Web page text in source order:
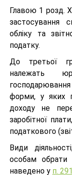
Главою 1 розд.
застосування
обліку та
податку.
До третьої
належать
форми, у яких
доходу не
заробітної
податкового
Види
особам обрати
наведено у п.